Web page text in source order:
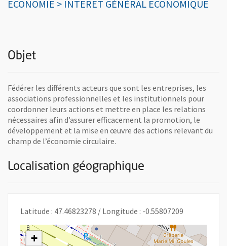
ECONOMIE > INTERET GÉNÉRAL ECONOMIQUE
Objet
Fédérer les différents acteurs que sont les entreprises, les
associations professionnelles et les institutionnels pour
coordonner leurs actions et mettre en place les relations
nécessaires afin d’assurer efficacement la promotion, le
développement et la mise en œuvre des actions relevant du
champ de l’économie circulaire.
Localisation géographique
Latitude : 47.46823278 / Longitude : -0.55807209
+